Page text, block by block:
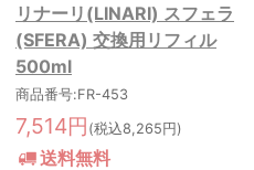
リナーリ(LINARI) スフェラ
(SFERA) 交換用リフィル
500ml
商品番号:FR-453
7,514円 (税込8,265円)
送料無料